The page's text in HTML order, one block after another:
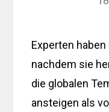
Experten
nachdem sie
die globalen
ansteigen als